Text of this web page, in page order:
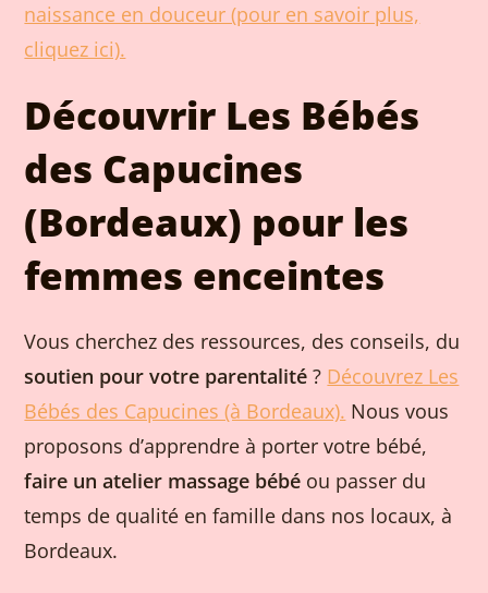
naissance en douceur (pour en savoir plus,
cliquez ici).
Découvrir Les Bébés
des Capucines
(Bordeaux) pour les
femmes enceintes
Vous cherchez des ressources, des conseils, du
soutien pour votre parentalité? Découvrez Les
Bébés des Capucines (à Bordeaux). Nous vous
proposons d’apprendre à porter votre bébé,
faire un atelier massage bébé ou passer du
temps de qualité en famille dans nos locaux, à
Bordeaux.